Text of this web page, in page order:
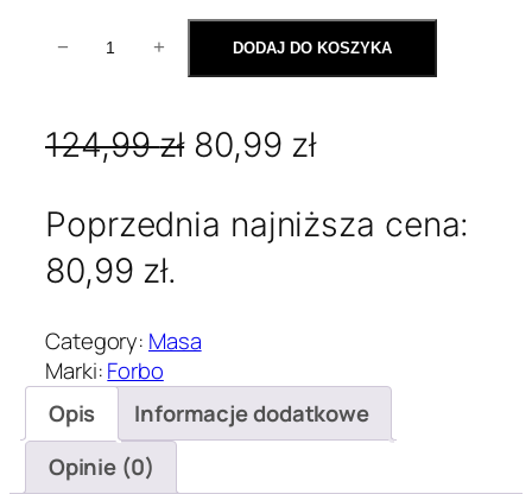
ć
a
s
a
a
m
o
p
o
z
− + DODAJ DO KOSZYKA
124,99zł P
e
w
t
80,99 złA
t
n
Poprzednia najniższa cena:
80,99 zł.
Category: Masa
Marki:Forbo
Opis
Informacje dodatkowe
Opinie (0)